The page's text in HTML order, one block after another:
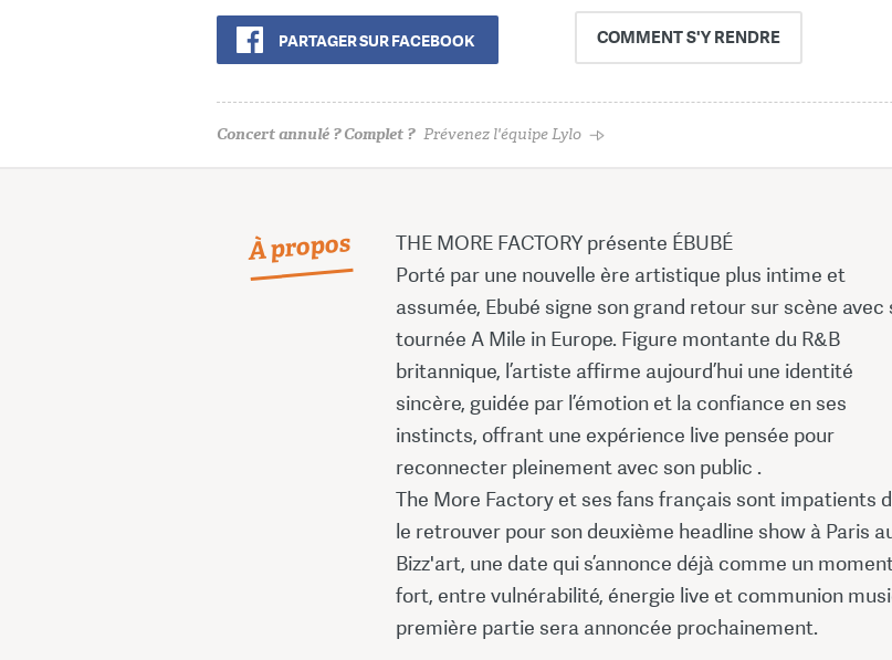
PARTAGER SUR FACEBOOK COMMENTS'Y RENDRE
Concert annulé ? Complet ? Prévenez l'équipe Lylo
À propos
THE MORE FACTORY présente ÉBUBÉ
Porté par une nouvelle ère artistique plus intime et
assumée, Ebubé signe son grand retour sur scène avec
tournée A Mile in Europe. Figure montante du R&B
britannique, l’artiste affirme aujourd’hui une identité
sincère, guidée par l’émotion et la confiance en ses
instincts, offrant une expérience live pensée pour
reconnecter pleinement avec son public .
The More Factory et ses fans français sont impatients
le retrouver pour son deuxième headline show à Paris
Bizz'art, une date qui s’annonce déjà comme un
fort, entre vulnérabilité, énergie live et communion
première partie sera annoncée prochainement.